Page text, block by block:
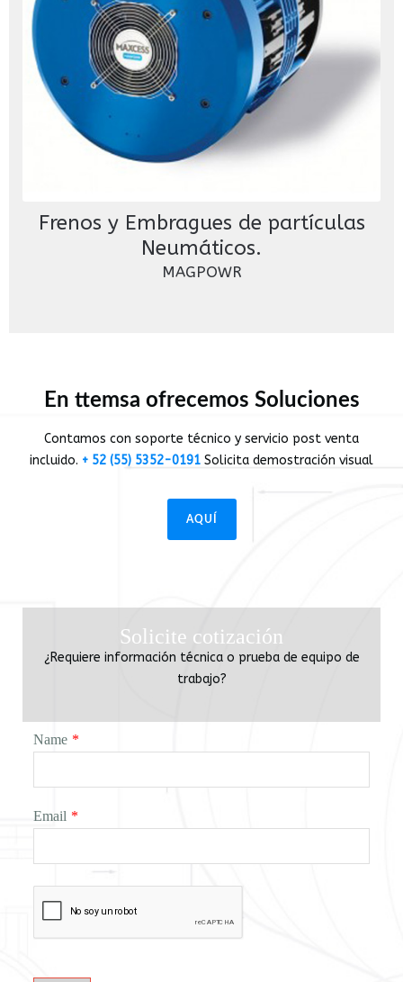
Frenos y Embragues de partículas
Neumáticos.
MAGPOWR
En ttemsa ofrecemos Soluciones
Contamos con soporte técnico y servicio post venta
incluido. + 52 (55) 5352-0191 Solicita demostración visual
AQUÍ
Solicite cotización
¿Requiere información técnica o prueba de equipo de
trabajo?
Name *
Email *